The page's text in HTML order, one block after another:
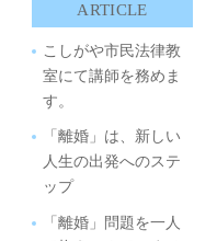
ARTICLE
こしがや市民法律教
室にて講師を務めま
す。
「離婚」は、新しい
人生の出発へのステ
ップ
「離婚」問題を一人